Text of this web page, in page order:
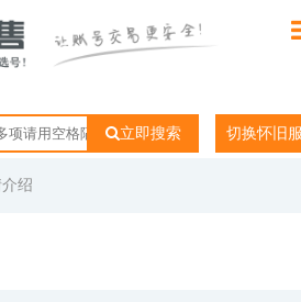
立即搜索 切换怀旧
绍